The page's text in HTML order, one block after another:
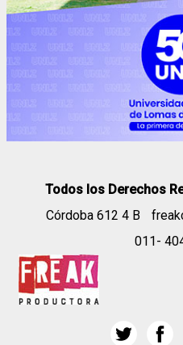
Todos los Derechos
Córdoba 612 4 B
011-